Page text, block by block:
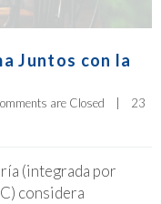
Juntos con la
are Closed
23
(integrada por
considera